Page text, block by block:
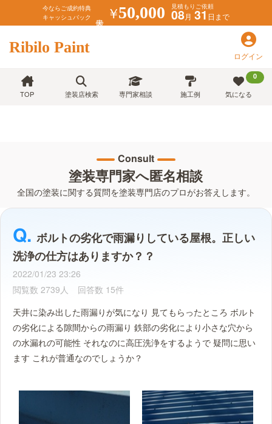
今ならご成約特典
キャッシュバック
￥50,000 見積もりご依頼
08月 31日まで
Ribilo Paint ログイン
TOP 塗装店検索 専門家相談 施工例
0
気になる
Consult
塗装専門家へ匿名相談
全国の塗装に関する質問を塗装専門店のプロがお答えします。
ボルトの劣化で雨漏りしている屋根。正しい
洗浄の仕方はありますか？？
2022/01/23 23:26
閲覧数 2739人 回答数 15件
天井に染み出した雨漏りが気になり 見てもらったところ ボルト
の劣化による隙間からの雨漏り 鉄部の劣化により小さな穴から
の水漏れの可能性 それなのに高圧洗浄をするようで 疑問に思い
ます これが普通なのでしょうか？